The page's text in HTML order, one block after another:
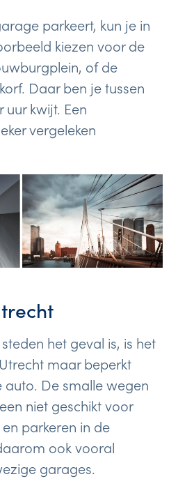
parkeert, kun je in
kiezen voor de
of de
Daar ben je tussen
kwijt. Een
vergeleken
het geval is, is het
maar beperkt
De smalle wegen
niet geschikt voor
parkeren in de
ook vooral
garages.